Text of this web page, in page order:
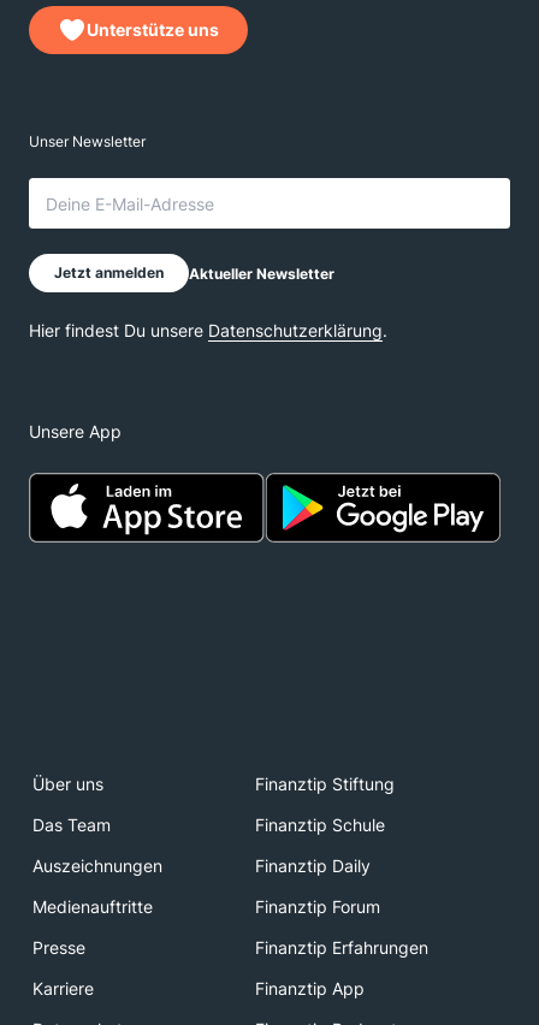
Unterstütze uns
Unsere App
Über uns
Finanztip Stiftung
Das Team
Finanztip Schule
Auszeichnungen
Finanztip Daily
Medienauftritte
Finanztip Forum
Presse
Finanztip Erfahrungen
Karriere
Finanztip App